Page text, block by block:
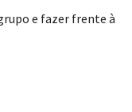
e fazer frente à